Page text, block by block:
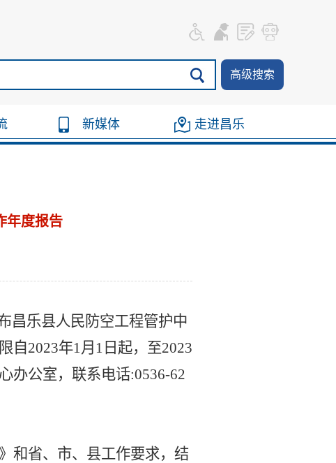
高级搜索
新媒体 走进昌乐
年度报告
昌乐县人民防空工程管护中
自2023年1月1日起，至2023
办公室，联系电话:0536-62
和省、市、县工作要求，结